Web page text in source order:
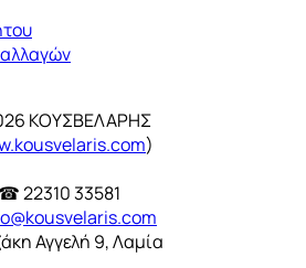
ΚΟΥΣΒΕΛΑΡΗΣ
)
☎ 22310 33581
Αγγελή 9, Λαμία